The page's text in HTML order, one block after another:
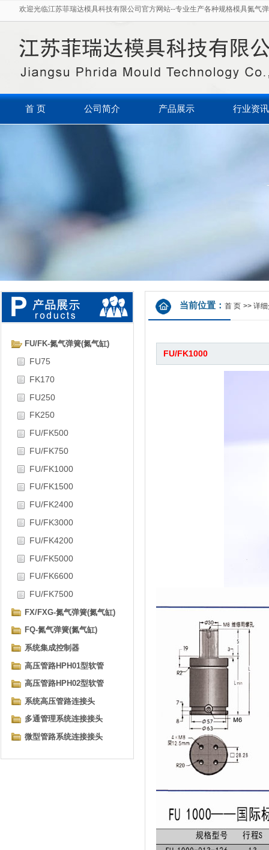
欢迎光临江苏菲瑞达模具科技有限公司官方网站--专业生产各种规格模具氮气
首 页 公司简介 产品展示 行业资讯
FU/FK-氮气弹簧(氮气缸)
FU75
FK170
FU250
FK250
FU/FK500
FU/FK750
FU/FK1000
FU/FK1500
FU/FK2400
FU/FK3000
FU/FK4200
FU/FK5000
FU/FK6600
FU/FK7500
FX/FXG-氮气弹簧(氮气缸)
FQ-氮气弹簧(氮气缸)
系统集成控制器
高压管路HPH01型软管
高压管路HPH02型软管
系统高压管路连接头
多通管理系统连接接头
微型管路系统连接接头
当前位置： 首 页 >> 详
FU/FK1000